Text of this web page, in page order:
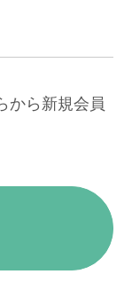
から新規会員